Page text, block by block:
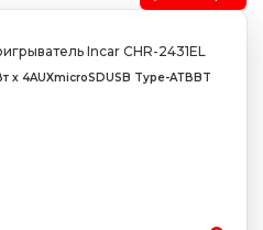
Incar CHR-2431EL
х 4AUXmicroSDUSB Type-AТВBT